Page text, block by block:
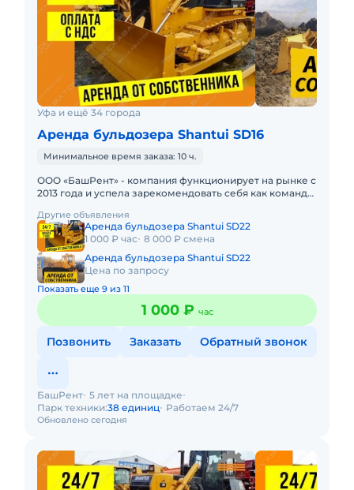
Уфа и ещё 34 города
Аренда бульдозера Shantui SD16
Минимальное время заказа: 10 ч.
ООО «БашРент» - компания функционирует на рынке с
2013 года и успела зарекомендовать себя как команда
Другие объявления
Аренда бульдозера Shantui SD22
1 000 ₽ час 8 000 ₽ смена
Аренда бульдозера Shantui SD22
Цена по запросу
Показать еще 9 из 11
1 000 ₽ час
Позвонить Заказать Обратный звонок
Обновлено сегодня
БашРент 5 лет на площадке
Парк техники:38 единиц Работаем 24/7